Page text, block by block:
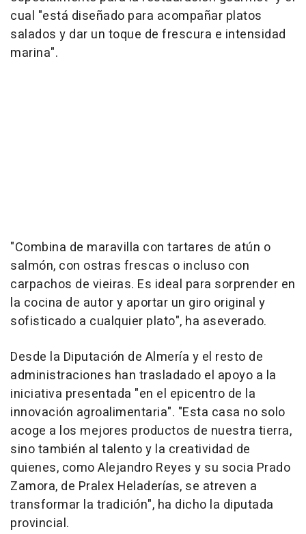
cual "está diseñado para acompañar platos
salados y dar un toque de frescura e intensidad
marina".
"Combina de maravilla con tartares de atún o
salmón, con ostras frescas o incluso con
carpachos de vieiras. Es ideal para sorprender en
la cocina de autor y aportar un giro original y
sofisticado a cualquier plato", ha aseverado.
Desde la Diputación de Almería y el resto de
administraciones han trasladado el apoyo a la
iniciativa presentada "en el epicentro de la
innovación agroalimentaria". "Esta casa no solo
acoge a los mejores productos de nuestra tierra,
sino también al talento y la creatividad de
quienes, como Alejandro Reyes y su socia Prado
Zamora, de Pralex Heladerías, se atreven a
transformar la tradición", ha dicho la diputada
provincial.